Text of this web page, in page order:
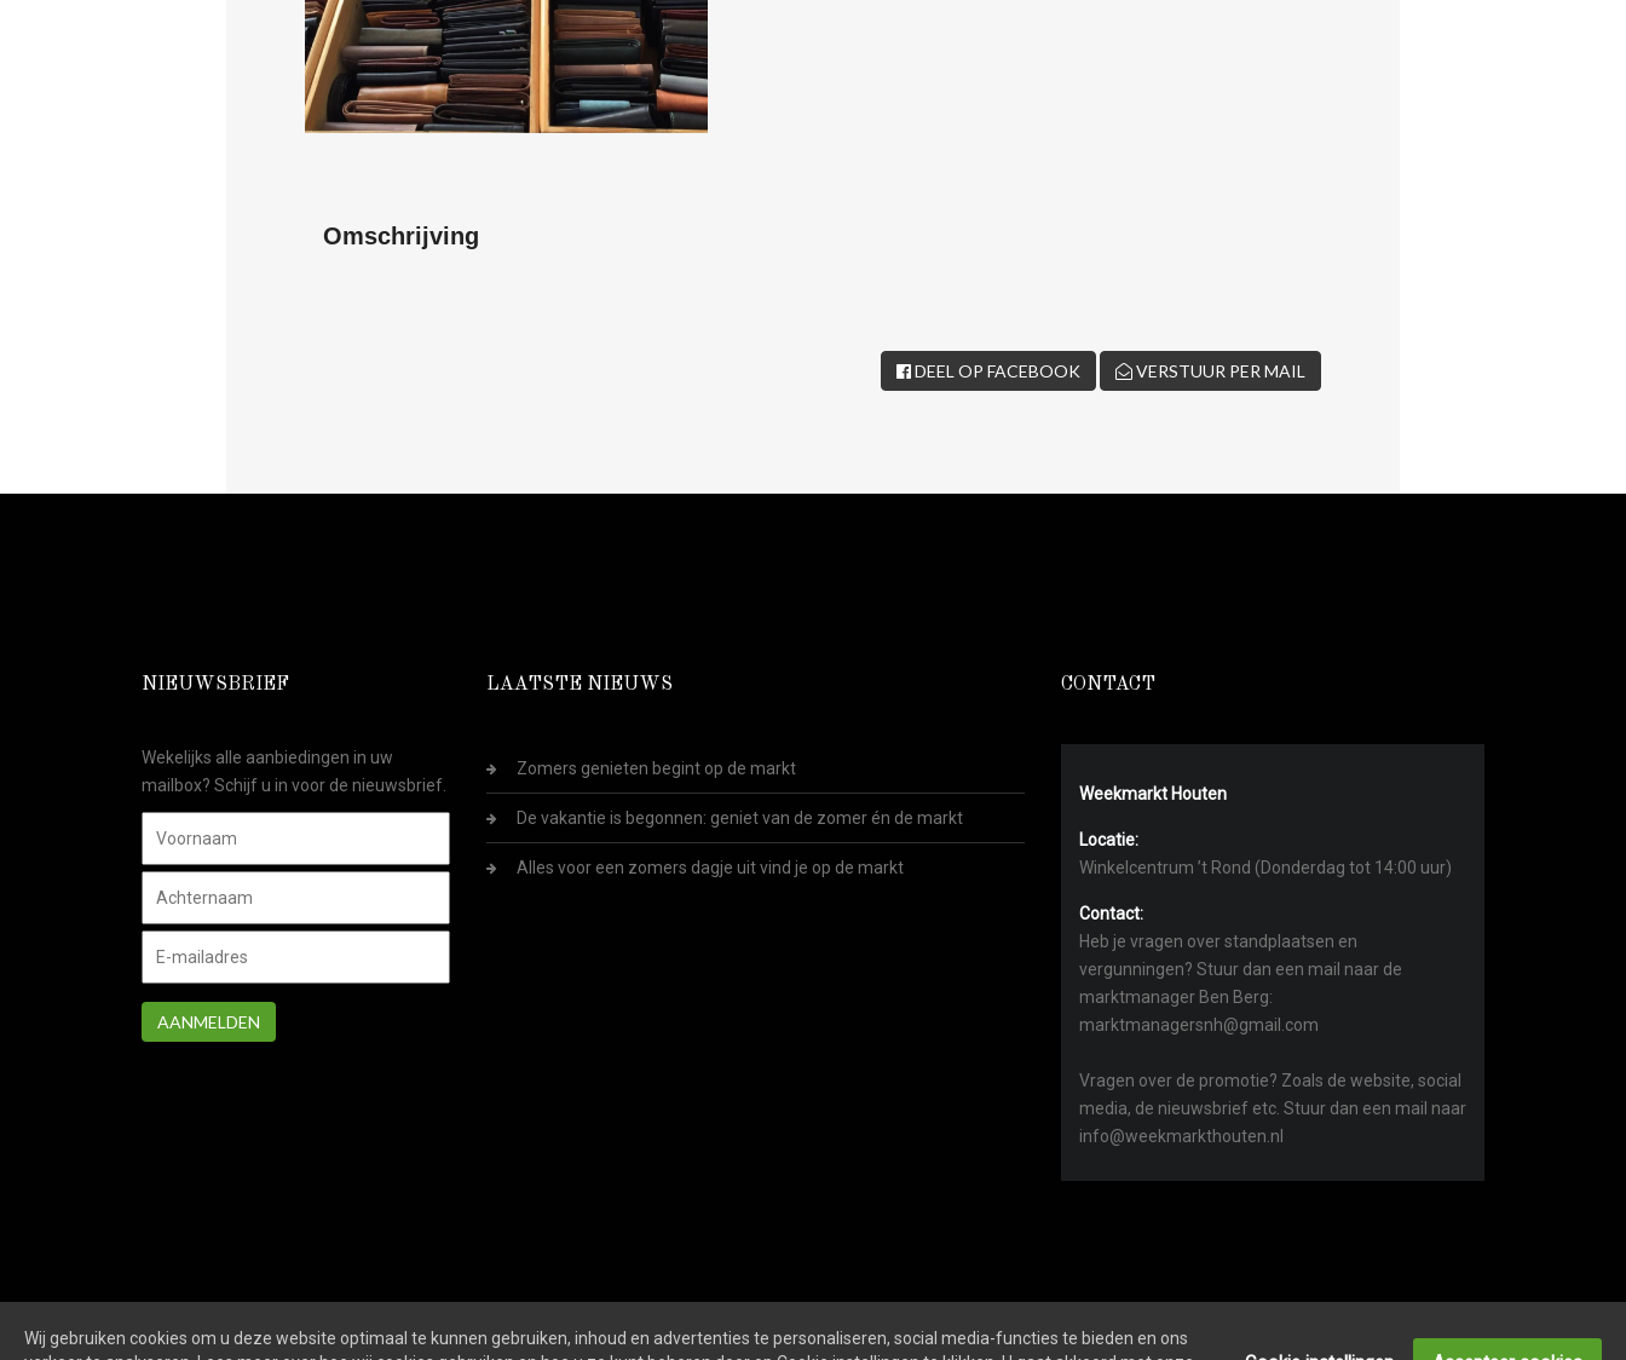
Omschrijving
DEEL OP FACEBOOK VERSTUUR PER MAIL
NIEUWSBRIEF
Wekelijks alle aanbiedingen in uw
mailbox? Schijf u in voor de nieuwsbrief.
AANMELDEN
LAATSTE NIEUWS
Zomers genieten begint op de markt
De vakantie is begonnen: geniet van de zomer én de markt
Alles voor een zomers dagje uit vind je op de markt
CONTACT
Weekmarkt Houten
Locatie:
Winkelcentrum ’t Rond (Donderdag tot 14:00 uur)
Contact:
Heb je vragen over standplaatsen en
vergunningen? Stuur dan een mail naar de
marktmanager Ben Berg:
marktmanagersnh@gmail.com
Vragen over de promotie? Zoals de website, social
media, de nieuwsbrief etc. Stuur dan een mail naar
info@weekmarkthouten.nl
Wij gebruiken cookies om u deze website optimaal te kunnen gebruiken, inhoud en advertenties te personaliseren, social media-functies te bieden en ons